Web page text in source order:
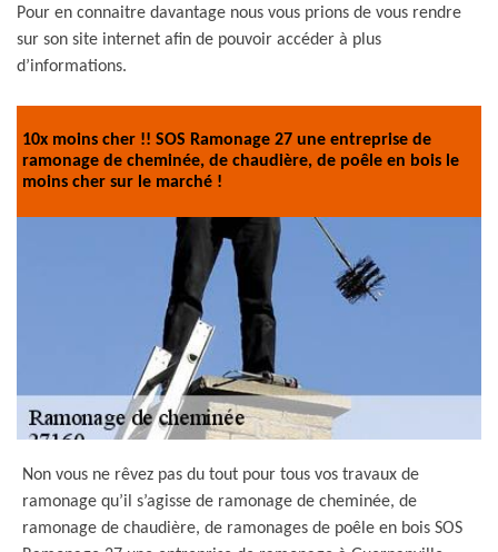
Pour en connaitre davantage nous vous prions de vous rendre
sur son site internet afin de pouvoir accéder à plus
d’informations.
10x moins cher !! SOS Ramonage 27 une entreprise de
ramonage de cheminée, de chaudière, de poêle en bois le
moins cher sur le marché !
Non vous ne rêvez pas du tout pour tous vos travaux de
ramonage qu’il s’agisse de ramonage de cheminée, de
ramonage de chaudière, de ramonages de poêle en bois SOS